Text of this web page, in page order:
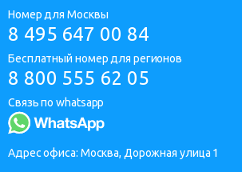
Номер для Москвы
8 495 647 00 84
Бесплатный номер для регионов
8 800 555 62 05
Связь по whatsapp
Адрес офиса: Москва, Дорожная улица 1